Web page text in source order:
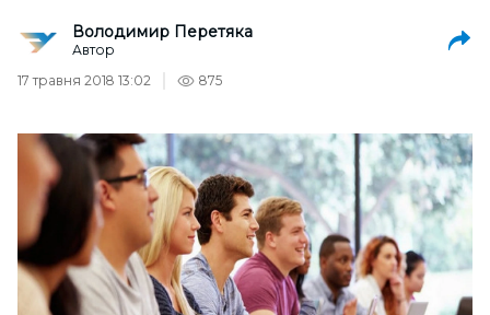
Володимир Перетяка
Автор
17 травня 2018 13:02
875